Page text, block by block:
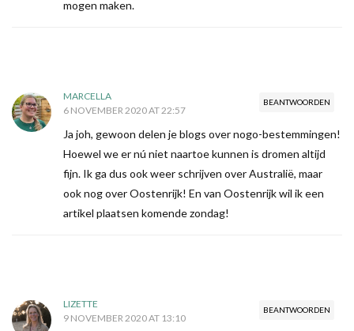
mogen maken.
BEANTWOORDEN
MARCELLA
6 NOVEMBER 2020 AT 22:57
Ja joh, gewoon delen je blogs over nogo-bestemmingen!
Hoewel we er nú niet naartoe kunnen is dromen altijd
fijn. Ik ga dus ook weer schrijven over Australië, maar
ook nog over Oostenrijk! En van Oostenrijk wil ik een
artikel plaatsen komende zondag!
BEANTWOORDEN
LIZETTE
9 NOVEMBER 2020 AT 13:10